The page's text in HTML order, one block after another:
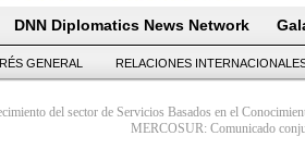
DNN Diplomatics News Network
GENERAL RELACIONES
del sector de Servicios Basados en el
MERCOSUR: Comunicado